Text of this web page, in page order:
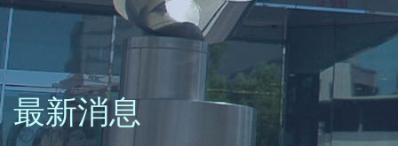
最新消息